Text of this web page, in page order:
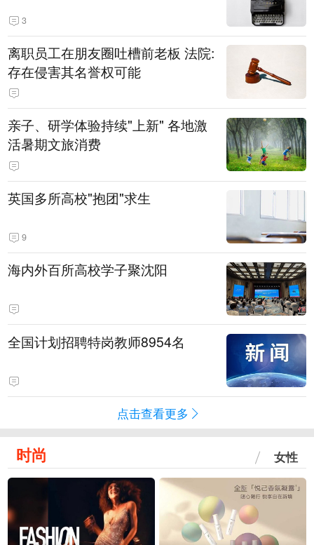
3
离职员工在朋友圈吐槽前老板 法院:
存在侵害其名誉权可能
亲子、研学体验持续"上新" 各地激
活暑期文旅消费
英国多所高校"抱团"求生
9
海内外百所高校学子聚沈阳
全国计划招聘特岗教师8954名
点击查看更多
时尚 女性